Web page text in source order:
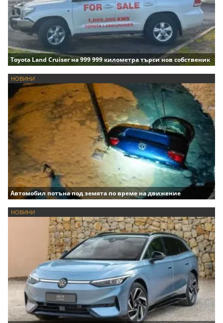
Toyota Land Cruiser на 999 999 километра търси нов собственик
НОВИНИ
Автомобил потъна под земята по време на движение
НОВИНИ